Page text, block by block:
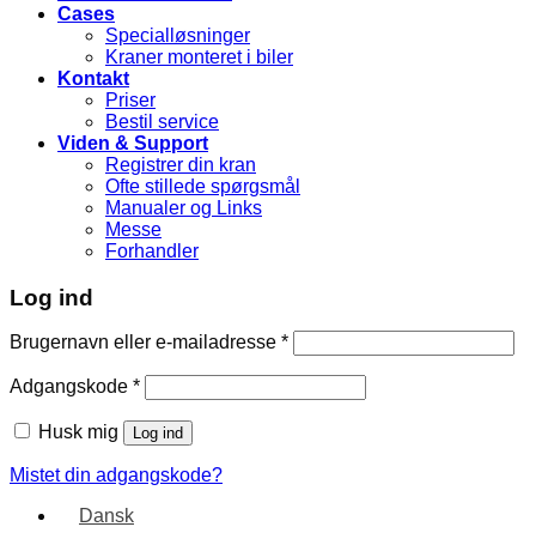
Cases
Specialløsninger
Kraner monteret i biler
Kontakt
Priser
Bestil service
Viden & Support
Registrer din kran
Ofte stillede spørgsmål
Manualer og Links
Messe
Forhandler
Log ind
Brugernavn eller e-mailadresse *
Adgangskode *
Husk mig Log ind
Mistet din adgangskode?
Dansk